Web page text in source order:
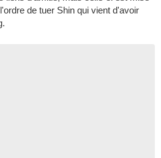
de tuer Shin qui vient d'avoir